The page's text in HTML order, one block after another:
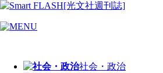
社会・政治